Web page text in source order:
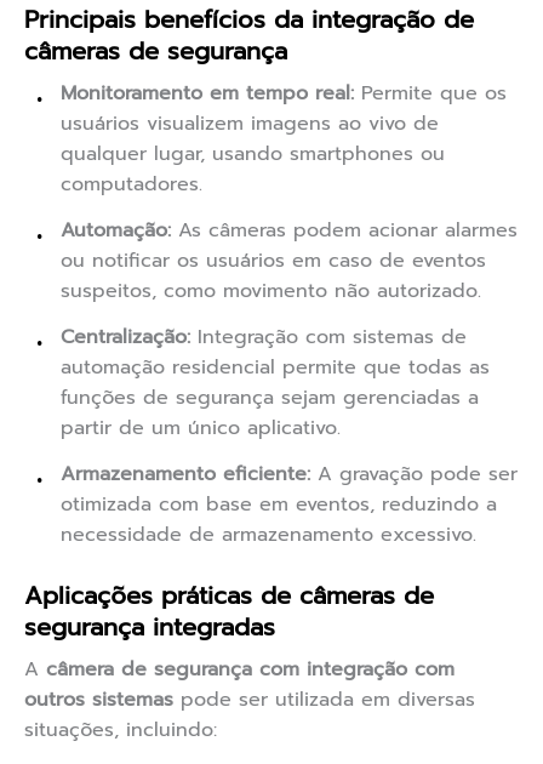
Principais benefícios da integração de
câmeras de segurança
Monitoramento em tempo real: Permite que os
usuários visualizem imagens ao vivo de
qualquer lugar, usando smartphones ou
computadores.
Automação: As câmeras podem acionar alarmes
ou notificar os usuários em caso de eventos
suspeitos, como movimento não autorizado.
Centralização: Integração com sistemas de
automação residencial permite que todas as
funções de segurança sejam gerenciadas a
partir de um único aplicativo.
Armazenamento eficiente: A gravação pode ser
otimizada com base em eventos, reduzindo a
necessidade de armazenamento excessivo.
Aplicações práticas de câmeras de
segurança integradas
A câmera de segurança com integração com
outros sistemas pode ser utilizada em diversas
situações, incluindo: